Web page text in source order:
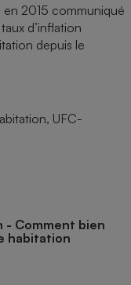
2015 communiqué
d’inflation
depuis le
UFC-
- Comment bien
habitation